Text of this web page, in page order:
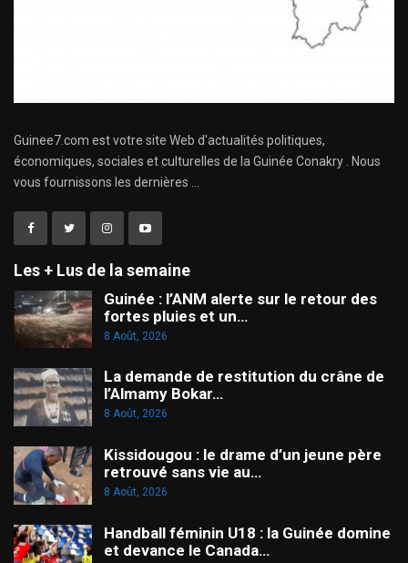
Guinee7.com est votre site Web d'actualités politiques,
économiques, sociales et culturelles de la Guinée Conakry . Nous
vous fournissons les dernières ...
Les + Lus de la semaine
Guinée : l’ANM alerte sur le retour des
fortes pluies et un…
8 Août, 2026
La demande de restitution du crâne de
l’Almamy Bokar…
8 Août, 2026
Kissidougou : le drame d’un jeune père
retrouvé sans vie au…
8 Août, 2026
Handball féminin U18 : la Guinée domine
et devance le Canada…